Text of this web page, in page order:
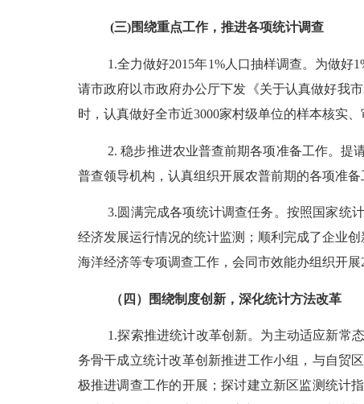
(三)围绕重点工作，推进各项统计调查
1.全力做好2015年1%人口抽样调查。为做好
请市政府以市政府办公厅下发《关于认真做好我市
时，认真做好全市近3000家村级单位的样本核实
2.稳步推进农业普查前期各项准备工作。提
普查领导机构，认真组织开展农普前期的各项准
3.圆满完成各项统计调查任务。按照国家统
经济发展运行情况的统计监测；顺利完成了企业
海洋经济等专项调查工作，会同市效能办组织开展
（四）围绕制度创新，深化统计方法改革
1.探索推进统计改革创新。为主动适应新常
务骨干成立统计改革创新推进工作小组，与自贸
极推进调查工作的开展；探讨建立新区监测统计